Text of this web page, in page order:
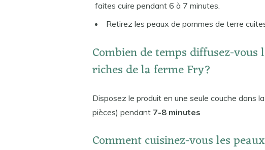
faites cuire pendant 6 à 7 minutes.
Retirez les peaux de pommes de terre
Combien de temps diffusez-
riches de la ferme Fry?
Disposez le produit en une seule couche dans
pièces) pendant 7-8 minutes
Comment cuisinez-vous les